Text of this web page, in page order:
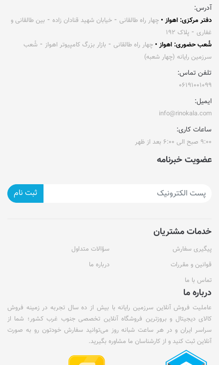
آدرس:
دفتر مرکزی: اهواز • چهار راه طالقانی ⁃ خیابان شهید قنادان زاده ⁃ بین طالقانی و
غفاری ⁃ پلاک ۱۹۲
شُعب حضوری: اهواز • چهار راه طالقانی ⁃ بازار بزرگ کامپیوتر اهواز ⁃ شُعب
سرزمین رایانه (چهار شعبه)
تلفن تماس:
۰۶۱۹۱۰۰۱۰۹۹
ایمیل:
info@rinokala.com
ساعات کاری:
۹:۰۰ صبح الی ۶:۰۰ بعد از ظهر
عضویت خبرنامه
ثبت نام
خدمات مشتریان
پیگیری سفارش
سؤالات متداول
قوانین و مقررات
درباره ما
تماس با ما
درباره ما
عاملیت فروش آنلاین سرزمین رایانه با بیش از ده سال تجربه در زمینه فروش
کالای دیجیتال و بروزترین فروشگاه آنلاین تخصصی جنوب غرب کشور؛ شما از
سراسر ایران و در هر ساعت شبانه روز می‌توانید سفارش خودتون رو به صورت
آنلاین ثبت کنید و از کارشناسان ما مشاوره بگیرید.